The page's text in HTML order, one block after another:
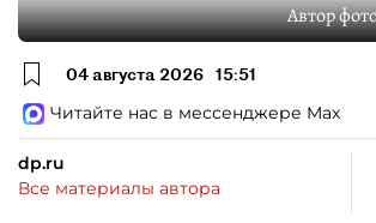
Автор
04 августа 2026 15:51
Читайте нас в мессенджере Max
dp.ru
Все материалы автора